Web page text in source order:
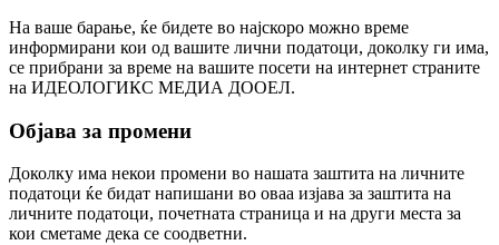
На ваше барање, ќе бидете во најскоро можно време
информирани кои од вашите лични податоци, доколку ги има,
се прибрани за време на вашите посети на интернет страните
на ИДЕОЛОГИКС МЕДИА ДООЕЛ.
Објава за промени
Доколку има некои промени во нашата заштита на личните
податоци ќе бидат напишани во оваа изјава за заштита на
личните податоци, почетната страница и на други места за
кои сметаме дека се соодветни.